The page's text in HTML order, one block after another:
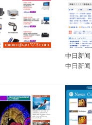
中日新闻
中日新闻